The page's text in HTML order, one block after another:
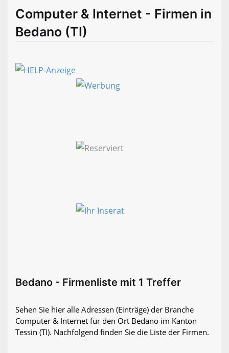
Computer & Internet - Firmen in
Bedano (TI)
Bedano - Firmenliste mit 1 Treffer
Sehen Sie hier alle Adressen (Einträge) der Branche
Computer & Internet für den Ort Bedano im Kanton
Tessin (TI). Nachfolgend finden Sie die Liste der Firmen.